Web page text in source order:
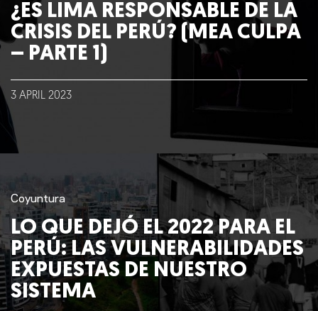
¿ES LIMA RESPONSABLE DE LA
CRISIS DEL PERÚ? (MEA CULPA
– PARTE 1)
3 APRIL 2023
Coyuntura
LO QUE DEJÓ EL 2022 PARA EL
PERÚ: LAS VULNERABILIDADES
EXPUESTAS DE NUESTRO
SISTEMA